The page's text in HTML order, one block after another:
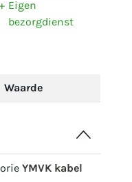
Eigen
bezorgdienst
Waarde
YMVK kabel